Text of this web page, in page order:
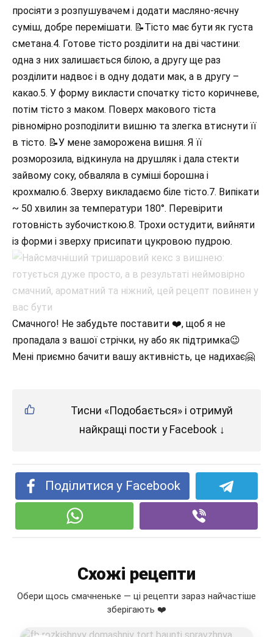
просіяти з розпушувачем і додати масляно-яєчну
суміш, добре перемішати. 📝Тісто має бути як густа
сметана.4. Готове тісто розділити на дві частини:
одна з них залишається білою, а другу ще раз
розділити надвоє і в одну додати мак, а в другу –
какао.5. У форму викласти спочатку тісто коричневе,
потім тісто з маком. Поверх макового тіста
рівномірно розподілити вишню та злегка втиснути її
в тісто. 📝У мене заморожена вишня. Я її
розморозила, відкинула на друшляк і дала стекти
зайвому соку, обваляла в суміші борошна і
крохмалю.6. Зверху викладаємо біле тісто.7. Випікати
~ 50 хвилин за температури 180°. Перевірити
готовність зубочисткою.8. Трохи остудити, вийняти
із форми і зверху присипати цукровою пудрою.
Смачного! Не забудьте поставити ❤️, щоб я не
пропадала з вашої стрічки, ну або як підтримка😉
Мені приємно бачити вашу активність, це надихає🤗
Тисни «Подобається» і отримуй
найкращі пости у Facebook ↓
Поділитися у Facebook
Схожі рецепти
Обери щось смачненьке — ці рецепти зараз найчастіше
зберігають ❤️